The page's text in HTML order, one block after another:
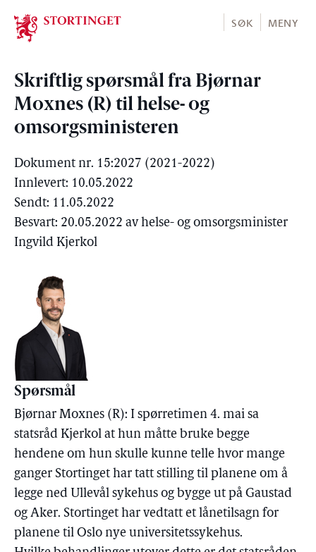
Stortinget.no
SØK MENY
Skriftlig spørsmål fra Bjørnar
Moxnes (R) til helse- og
omsorgsministeren
Dokument nr. 15:2027 (2021-2022)
Innlevert: 10.05.2022
Sendt: 11.05.2022
Besvart: 20.05.2022 av helse- og omsorgsminister
Ingvild Kjerkol
Spørsmål
Bjørnar Moxnes (R): I spørretimen 4. mai sa
statsråd Kjerkol at hun måtte bruke begge
hendene om hun skulle kunne telle hvor mange
ganger Stortinget har tatt stilling til planene om å
legge ned Ullevål sykehus og bygge ut på Gaustad
og Aker. Stortinget har vedtatt et lånetilsagn for
planene til Oslo nye universitetssykehus.